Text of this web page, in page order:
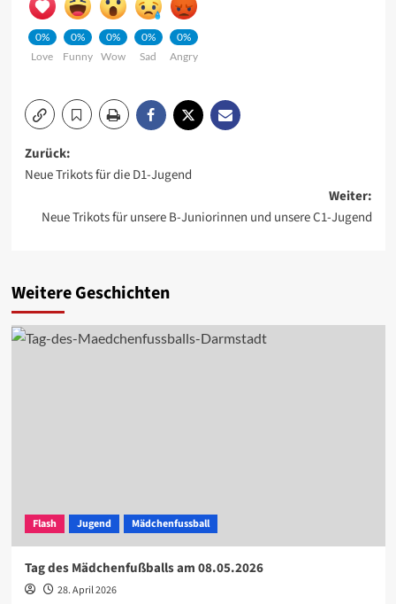
0%
Love
0%
Funny
0%
Wow
0%
Sad
0%
Angry
Beitragsnavigation
Zurück:
Neue Trikots für die D1-Jugend
Weiter:
Neue Trikots für unsere B-Juniorinnen und unsere C1-Jugend
Weitere Geschichten
Flash Jugend Mädchenfussball
Tag des Mädchenfußballs am 08.05.2026
28. April 2026